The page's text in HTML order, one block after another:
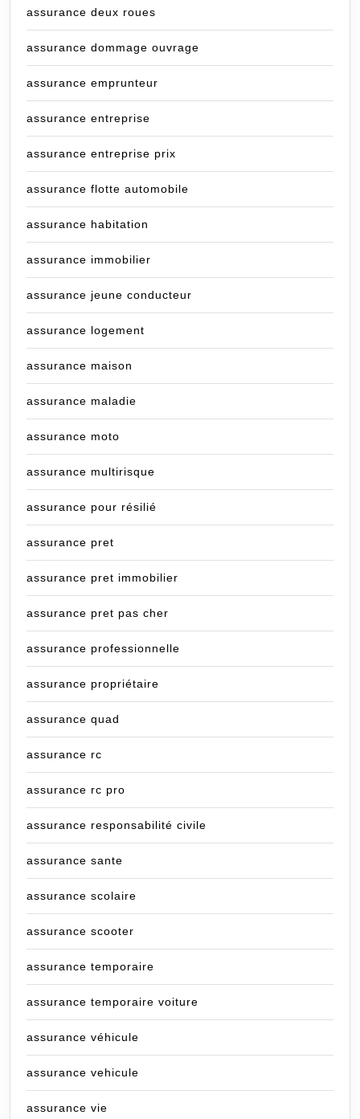
assurance deux roues
assurance dommage ouvrage
assurance emprunteur
assurance entreprise
assurance entreprise prix
assurance flotte automobile
assurance habitation
assurance immobilier
assurance jeune conducteur
assurance logement
assurance maison
assurance maladie
assurance moto
assurance multirisque
assurance pour résilié
assurance pret
assurance pret immobilier
assurance pret pas cher
assurance professionnelle
assurance propriétaire
assurance quad
assurance rc
assurance rc pro
assurance responsabilité civile
assurance sante
assurance scolaire
assurance scooter
assurance temporaire
assurance temporaire voiture
assurance véhicule
assurance vehicule
assurance vie